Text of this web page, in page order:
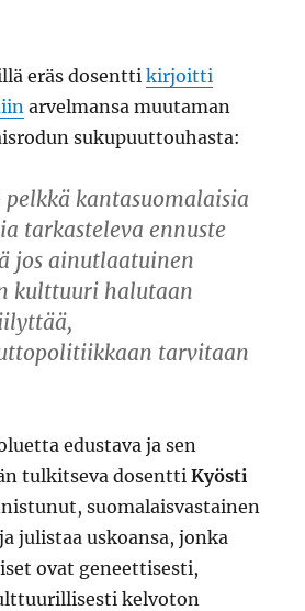
eräs dosenttikirjoitti
arvelmansa muutaman
sukupuuttouhasta:
kantasuomalaisia
tarkasteleva ennuste
jos ainutlaatuinen
kulttuuri halutaan
tarvitaan
edustava ja sen
tulkitseva dosenttiKyösti
suomalaisvastainen
julistaa uskoansa, jonka
ovat geneettisesti,
kelvoton